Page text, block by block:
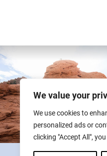
We value your
We use cookies to
personalized ads or
clicking "Accept All",